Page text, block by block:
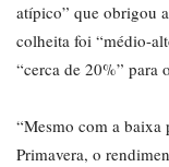
atípico” que obrigou
colheita foi “médio-
“cerca de 20%” para
“Mesmo com a
Primavera, o